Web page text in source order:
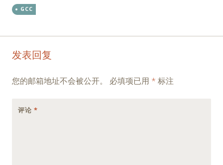
GCC
Post
navigation
发表回复
您的邮箱地址不会被公开。 必填项已用 * 标注
评论 *